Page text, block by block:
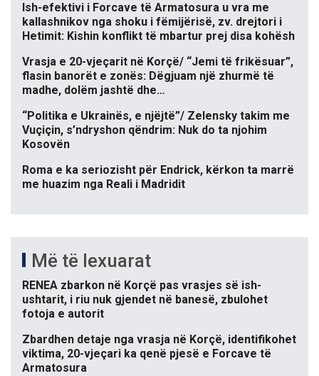
Ish-efektivi i Forcave të Armatosura u vra me
kallashnikov nga shoku i fëmijërisë, zv. drejtori i
Hetimit: Kishin konflikt të mbartur prej disa kohësh
Vrasja e 20-vjeçarit në Korçë/ “Jemi të frikësuar”,
flasin banorët e zonës: Dëgjuam një zhurmë të
madhe, dolëm jashtë dhe…
“Politika e Ukrainës, e njëjtë”/ Zelensky takim me
Vuçiçin, s’ndryshon qëndrim: Nuk do ta njohim
Kosovën
Roma e ka seriozisht për Endrick, kërkon ta marrë
me huazim nga Reali i Madridit
Më të lexuarat
RENEA zbarkon në Korçë pas vrasjes së ish-
ushtarit, i riu nuk gjendet në banesë, zbulohet
fotoja e autorit
Zbardhen detaje nga vrasja në Korçë, identifikohet
viktima, 20-vjeçari ka qenë pjesë e Forcave të
Armatosura